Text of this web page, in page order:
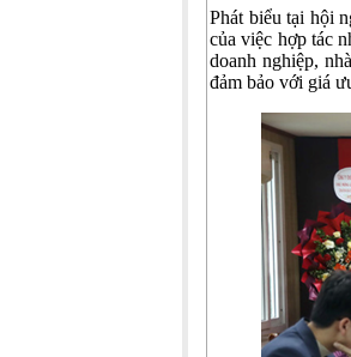
Phát biểu tại hội
của việc hợp tác
doanh nghiệp,
đảm bảo với giá